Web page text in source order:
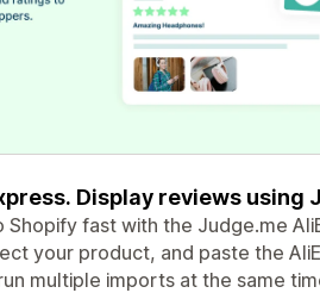
Display reviews using
fast with the Judge.me
your product, and paste the
multiple imports at the same